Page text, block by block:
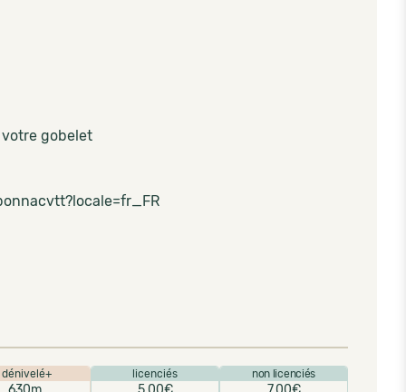
votre gobelet
dénivelé+ licenciés non licenciés